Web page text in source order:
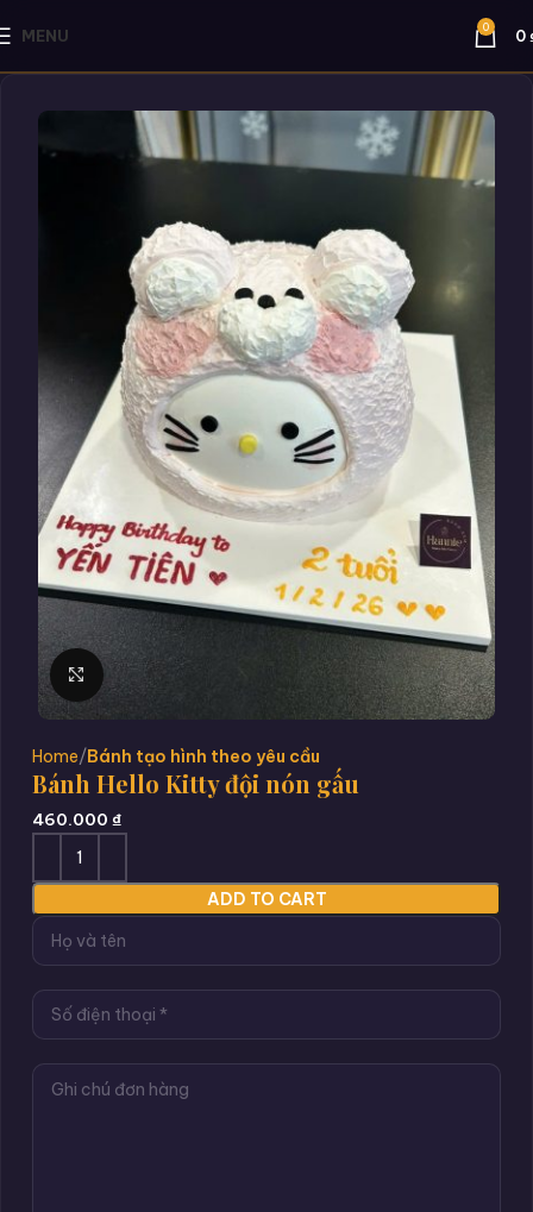
MENU 0 0
Click to enlarge
Home Bánh tạo hình theo yêu cầu
Bánh Hello Kitty đội nón gấu
460.000 ₫
ADD TO CART